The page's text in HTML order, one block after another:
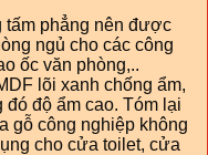
tấm phẳng nên được
ngủ cho các công
ốc văn phòng,..
lõi xanh chống ẩm,
độ ẩm cao. Tóm lại
gỗ công nghiệp không
cho cửa toilet, cửa